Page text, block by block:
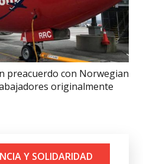
preacuerdo con Norwegian
originalmente
Y SOLIDARIDAD